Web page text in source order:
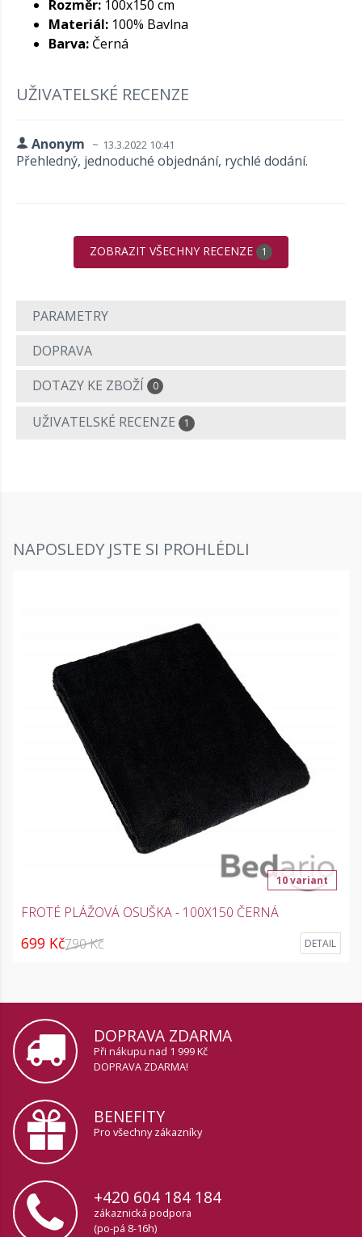
Rozměr: 100x150 cm
Materiál: 100% Bavlna
Barva: Černá
UŽIVATELSKÉ RECENZE
Anonym 13.3.2022 10:41
Přehledný, jednoduché objednání, rychlé dodání.
ZOBRAZIT VŠECHNY RECENZE 1
PARAMETRY
DOPRAVA
DOTAZY KE ZBOŽÍ
0
UŽIVATELSKÉ RECENZE 1
NAPOSLEDY JSTE SI PROHLÉDLI
10 variant
FROTÉ PLÁŽOVÁ OSUŠKA - 100X150 ČERNÁ
699 Kč790 Kč DETAIL
DOPRAVA ZDARMA
Při nákupu nad 1 999 Kč
DOPRAVA ZDARMA!
BENEFITY
Pro všechny zákazníky
+420 604 184 184
zákaznická podpora
(po-pá 8-16h)